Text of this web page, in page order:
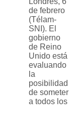
de febrero
(Télam-
SNI). El
gobierno
de Reino
Unido está
evaluando
la
posibilidad
de someter
a todos los